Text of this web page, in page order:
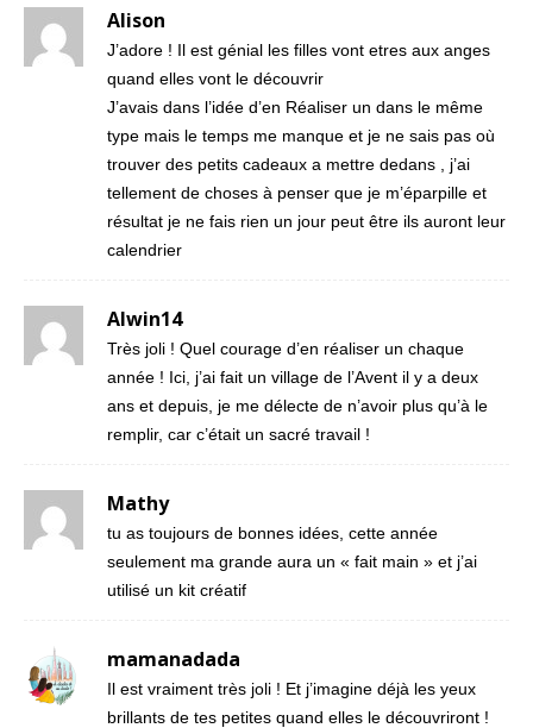
Alison
J’adore ! Il est génial les filles vont etres aux anges
quand elles vont le découvrir
J’avais dans l’idée d’en Réaliser un dans le même
type mais le temps me manque et je ne sais pas où
trouver des petits cadeaux a mettre dedans , j’ai
tellement de choses à penser que je m’éparpille et
résultat je ne fais rien un jour peut être ils auront leur
calendrier
Alwin14
Très joli ! Quel courage d’en réaliser un chaque
année ! Ici, j’ai fait un village de l’Avent il y a deux
ans et depuis, je me délecte de n’avoir plus qu’à le
remplir, car c’était un sacré travail !
Mathy
tu as toujours de bonnes idées, cette année
seulement ma grande aura un « fait main » et j’ai
utilisé un kit créatif
mamanadada
Il est vraiment très joli ! Et j’imagine déjà les yeux
brillants de tes petites quand elles le découvriront !